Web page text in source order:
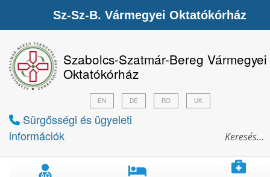
Szabolcs-Szatmár-Bereg Vármegyei
Oktatókórház
Sürgősségi és ügyeleti
információk
EN DE RO UK
Sz-Sz-B. Vármegyei Oktatókórház